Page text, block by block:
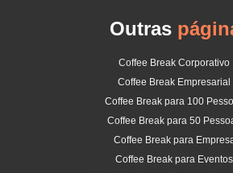
Outras
Coffee Break Corporativo
Coffee Break Empresarial
Coffee Break para 100
Coffee Break para 50
Coffee Break para
Coffee Break para Eventos